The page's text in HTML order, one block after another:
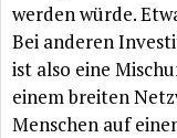
werden würde.
Bei anderen
ist also eine
einem breiten
Menschen auf